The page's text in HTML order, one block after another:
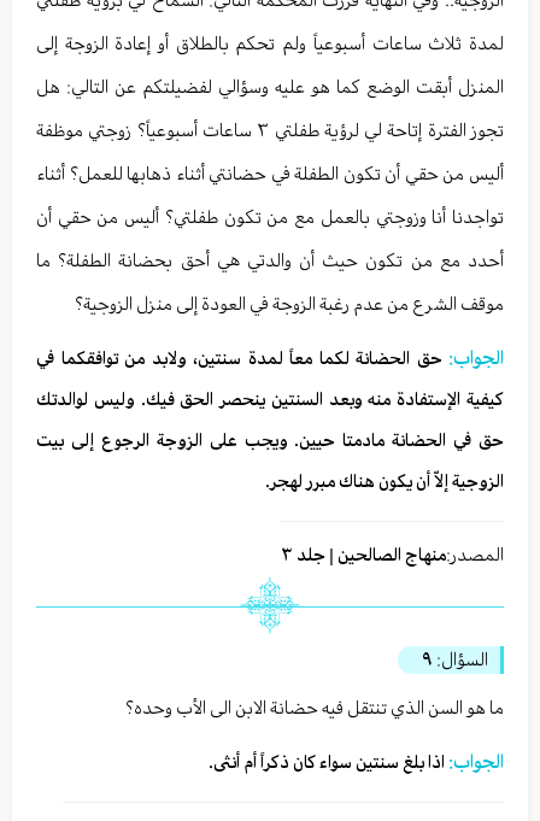
لمدة ثلاث ساعات أسبوعياً ولم تحكم بالطلاق أو إعادة الزوجة إلى
المنزل أبقت الوضع كما هو عليه وسؤالي لفضيلتكم عن التالي: هل
تجوز الفترة إتاحة لي لرؤية طفلتي ٣ ساعات أسبوعياً؟ زوجتي موظفة
أليس من حقي أن تكون الطفلة في حضانتي أثناء ذهابها للعمل؟ أثناء
تواجدنا أنا وزوجتي بالعمل مع من تكون طفلتي؟ أليس من حقي أن
أحدد مع من تكون حيث أن والدتي هي أحق بحضانة الطفلة؟ ما
موقف الشرع من عدم رغبة الزوجة في العودة إلى منزل الزوجية؟
الجواب: حق الحضانة لكما معاً لمدة سنتين، ولابد من توافقكما في
كيفية الإستفادة منه وبعد السنتين ينحصر الحق فيك. وليس لوالدتك
حق في الحضانة مادمتا حيين. ويجب على الزوجة الرجوع إلى بيت
الزوجية إلاّ أن يكون هناك مبرر لهجر.
المصدر:منهاج الصالحين | جلد ٣
السؤال: ٩
ما هو السن الذي تنتقل فيه حضانة الابن الى الأب وحده؟
الجواب: اذا بلغ سنتين سواء كان ذكراً أم أنثى.